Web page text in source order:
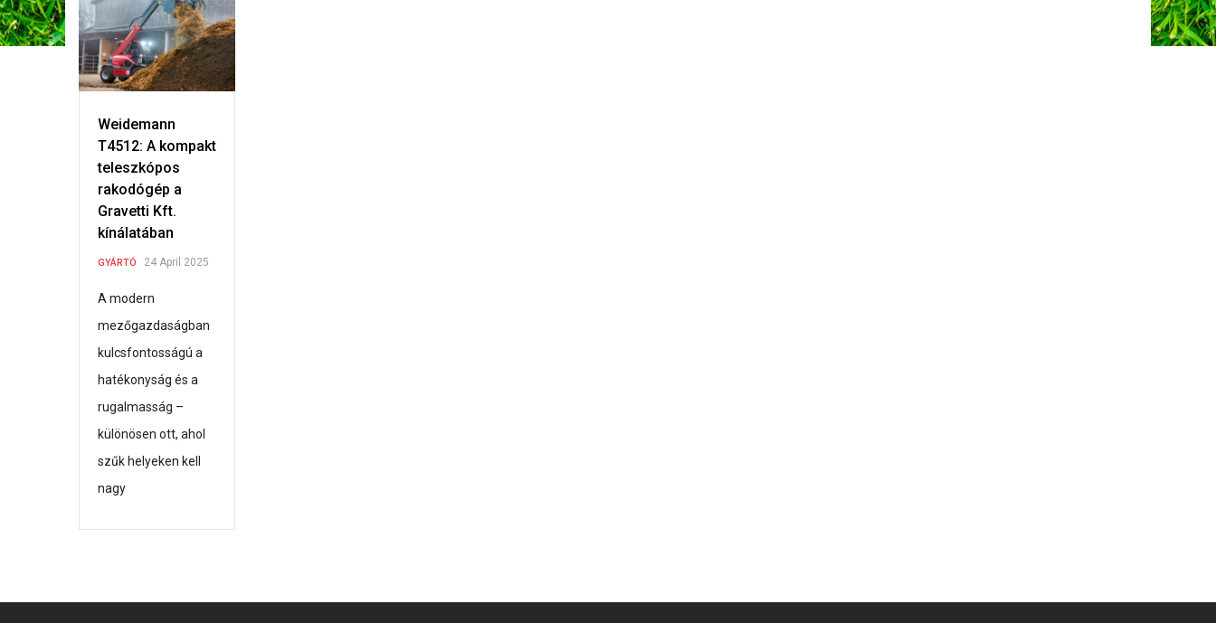
Weidemann
T4512: A kompakt
teleszkópos
rakodógép a
Gravetti Kft.
kínálatában
GYÁRTÓ 24 April 2025
A modern
mezőgazdaságban
kulcsfontosságú a
hatékonyság és a
rugalmasság –
különösen ott, ahol
szűk helyeken kell
nagy